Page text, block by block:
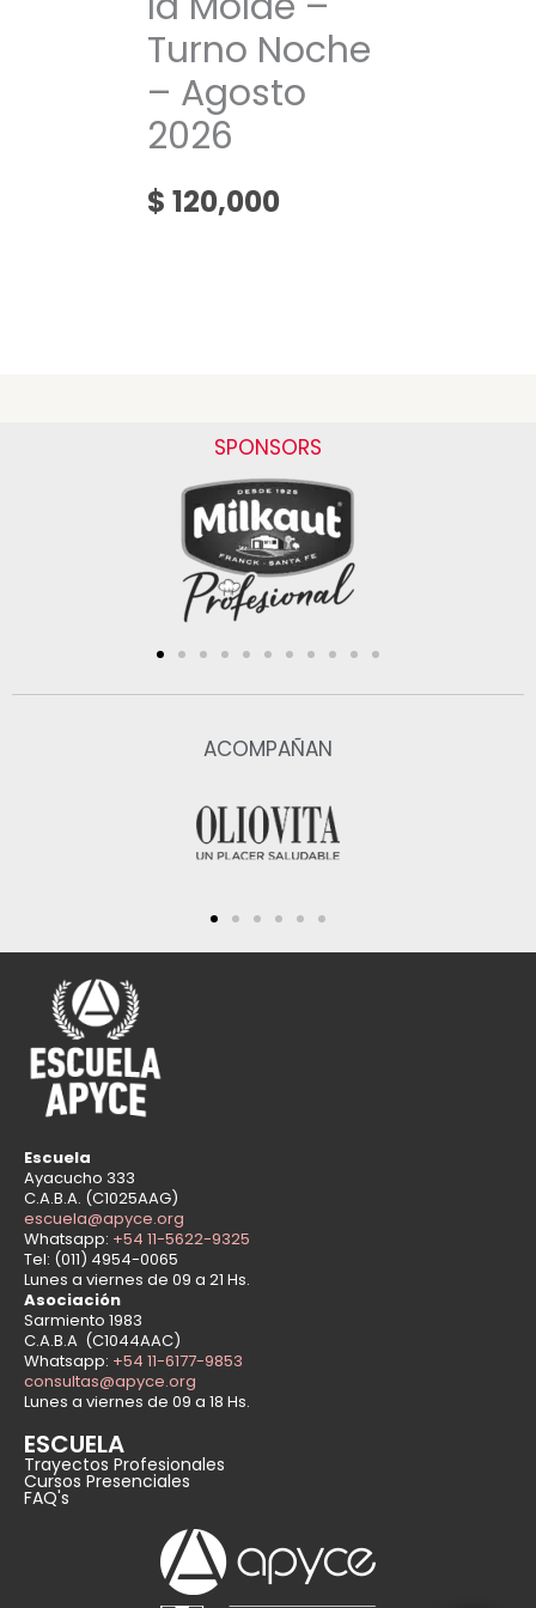
Turno Noche
– Agosto
2026
$ 120,000
SPONSORS
ACOMPAÑAN
Escuela
Ayacucho 333
C.A.B.A. (C1025AAG)
escuela@apyce.org
Whatsapp: +54 11-5622-9325
Tel: (011) 4954-0065
Lunes a viernes de 09 a 21 Hs.
Asociación
Sarmiento 1983
C.A.B.A (C1044AAC)
Whatsapp: +54 11-6177-9853
consultas@apyce.org
Lunes a viernes de 09 a 18 Hs.
ESCUELA
Trayectos Profesionales
Cursos Presenciales
FAQ's